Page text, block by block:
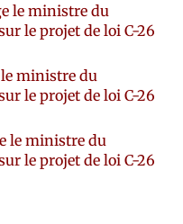
le ministre du
le projet de loi C-26
ministre du
le projet de loi C-26
le ministre du
le projet de loi C-26